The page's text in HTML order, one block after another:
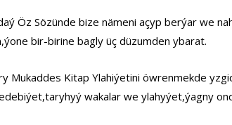
Öz Sözünde bize nämeni açyp berýar we
bir-birine bagly üç düzumden ybarat.
Mukaddes Kitap Ylahiýetini öwrenmekde
wakalar we ylahyýet,ýagny